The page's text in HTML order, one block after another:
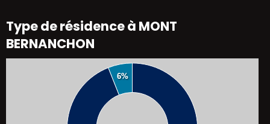
Type de résidence à MONT
BERNANCHON
6%